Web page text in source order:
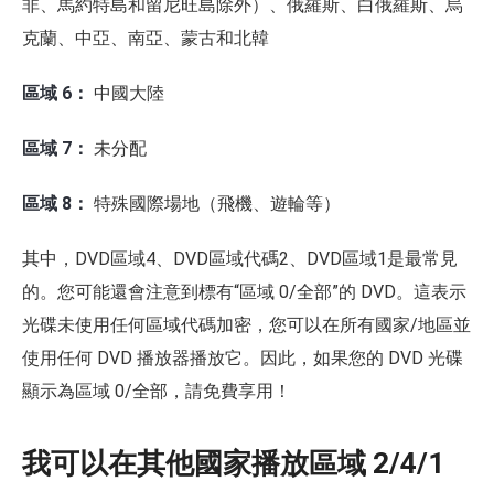
非、馬約特島和留尼旺島除外）、俄羅斯、白俄羅斯、烏
克蘭、中亞、南亞、蒙古和北韓
區域 6： 中國大陸
區域 7： 未分配
區域 8： 特殊國際場地（飛機、遊輪等）
其中，DVD區域4、DVD區域代碼2、DVD區域1是最常見
的。您可能還會注意到標有“區域 0/全部”的 DVD。這表示
光碟未使用任何區域代碼加密，您可以在所有國家/地區並
使用任何 DVD 播放器播放它。因此，如果您的 DVD 光碟
顯示為區域 0/全部，請免費享用！
我可以在其他國家播放區域 2/4/1